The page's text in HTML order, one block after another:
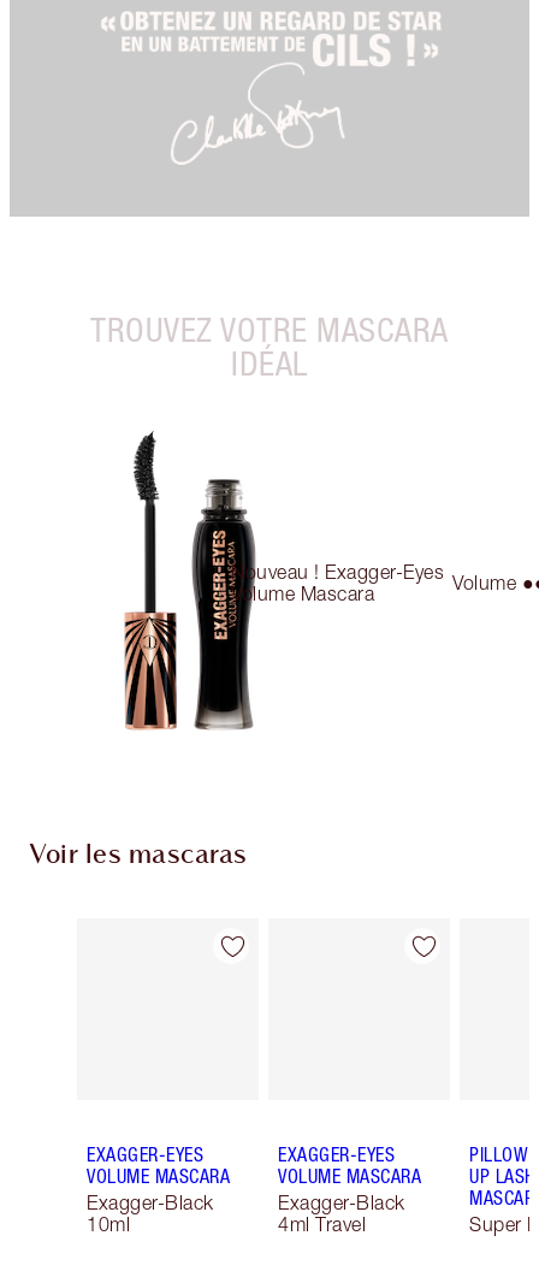
TROUVEZ VOTRE MASCARA
IDÉAL
Nouveau ! Exagger-Eyes
Volume Mascara
Volume
Voir les mascaras
Article 1 sur 13
EXAGGER-EYES
VOLUME MASCARA
Exagger-Black
10ml
Article 2 sur 13
EXAGGER-EYES
VOLUME MASCARA
Exagger-Black
4ml Travel
PILLOW
UP
Super